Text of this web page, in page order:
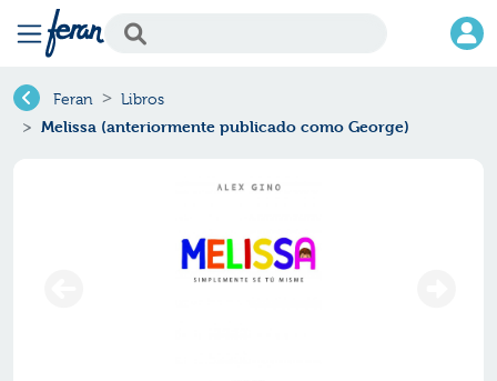
Feran Libros
Melissa (anteriormente publicado como George)